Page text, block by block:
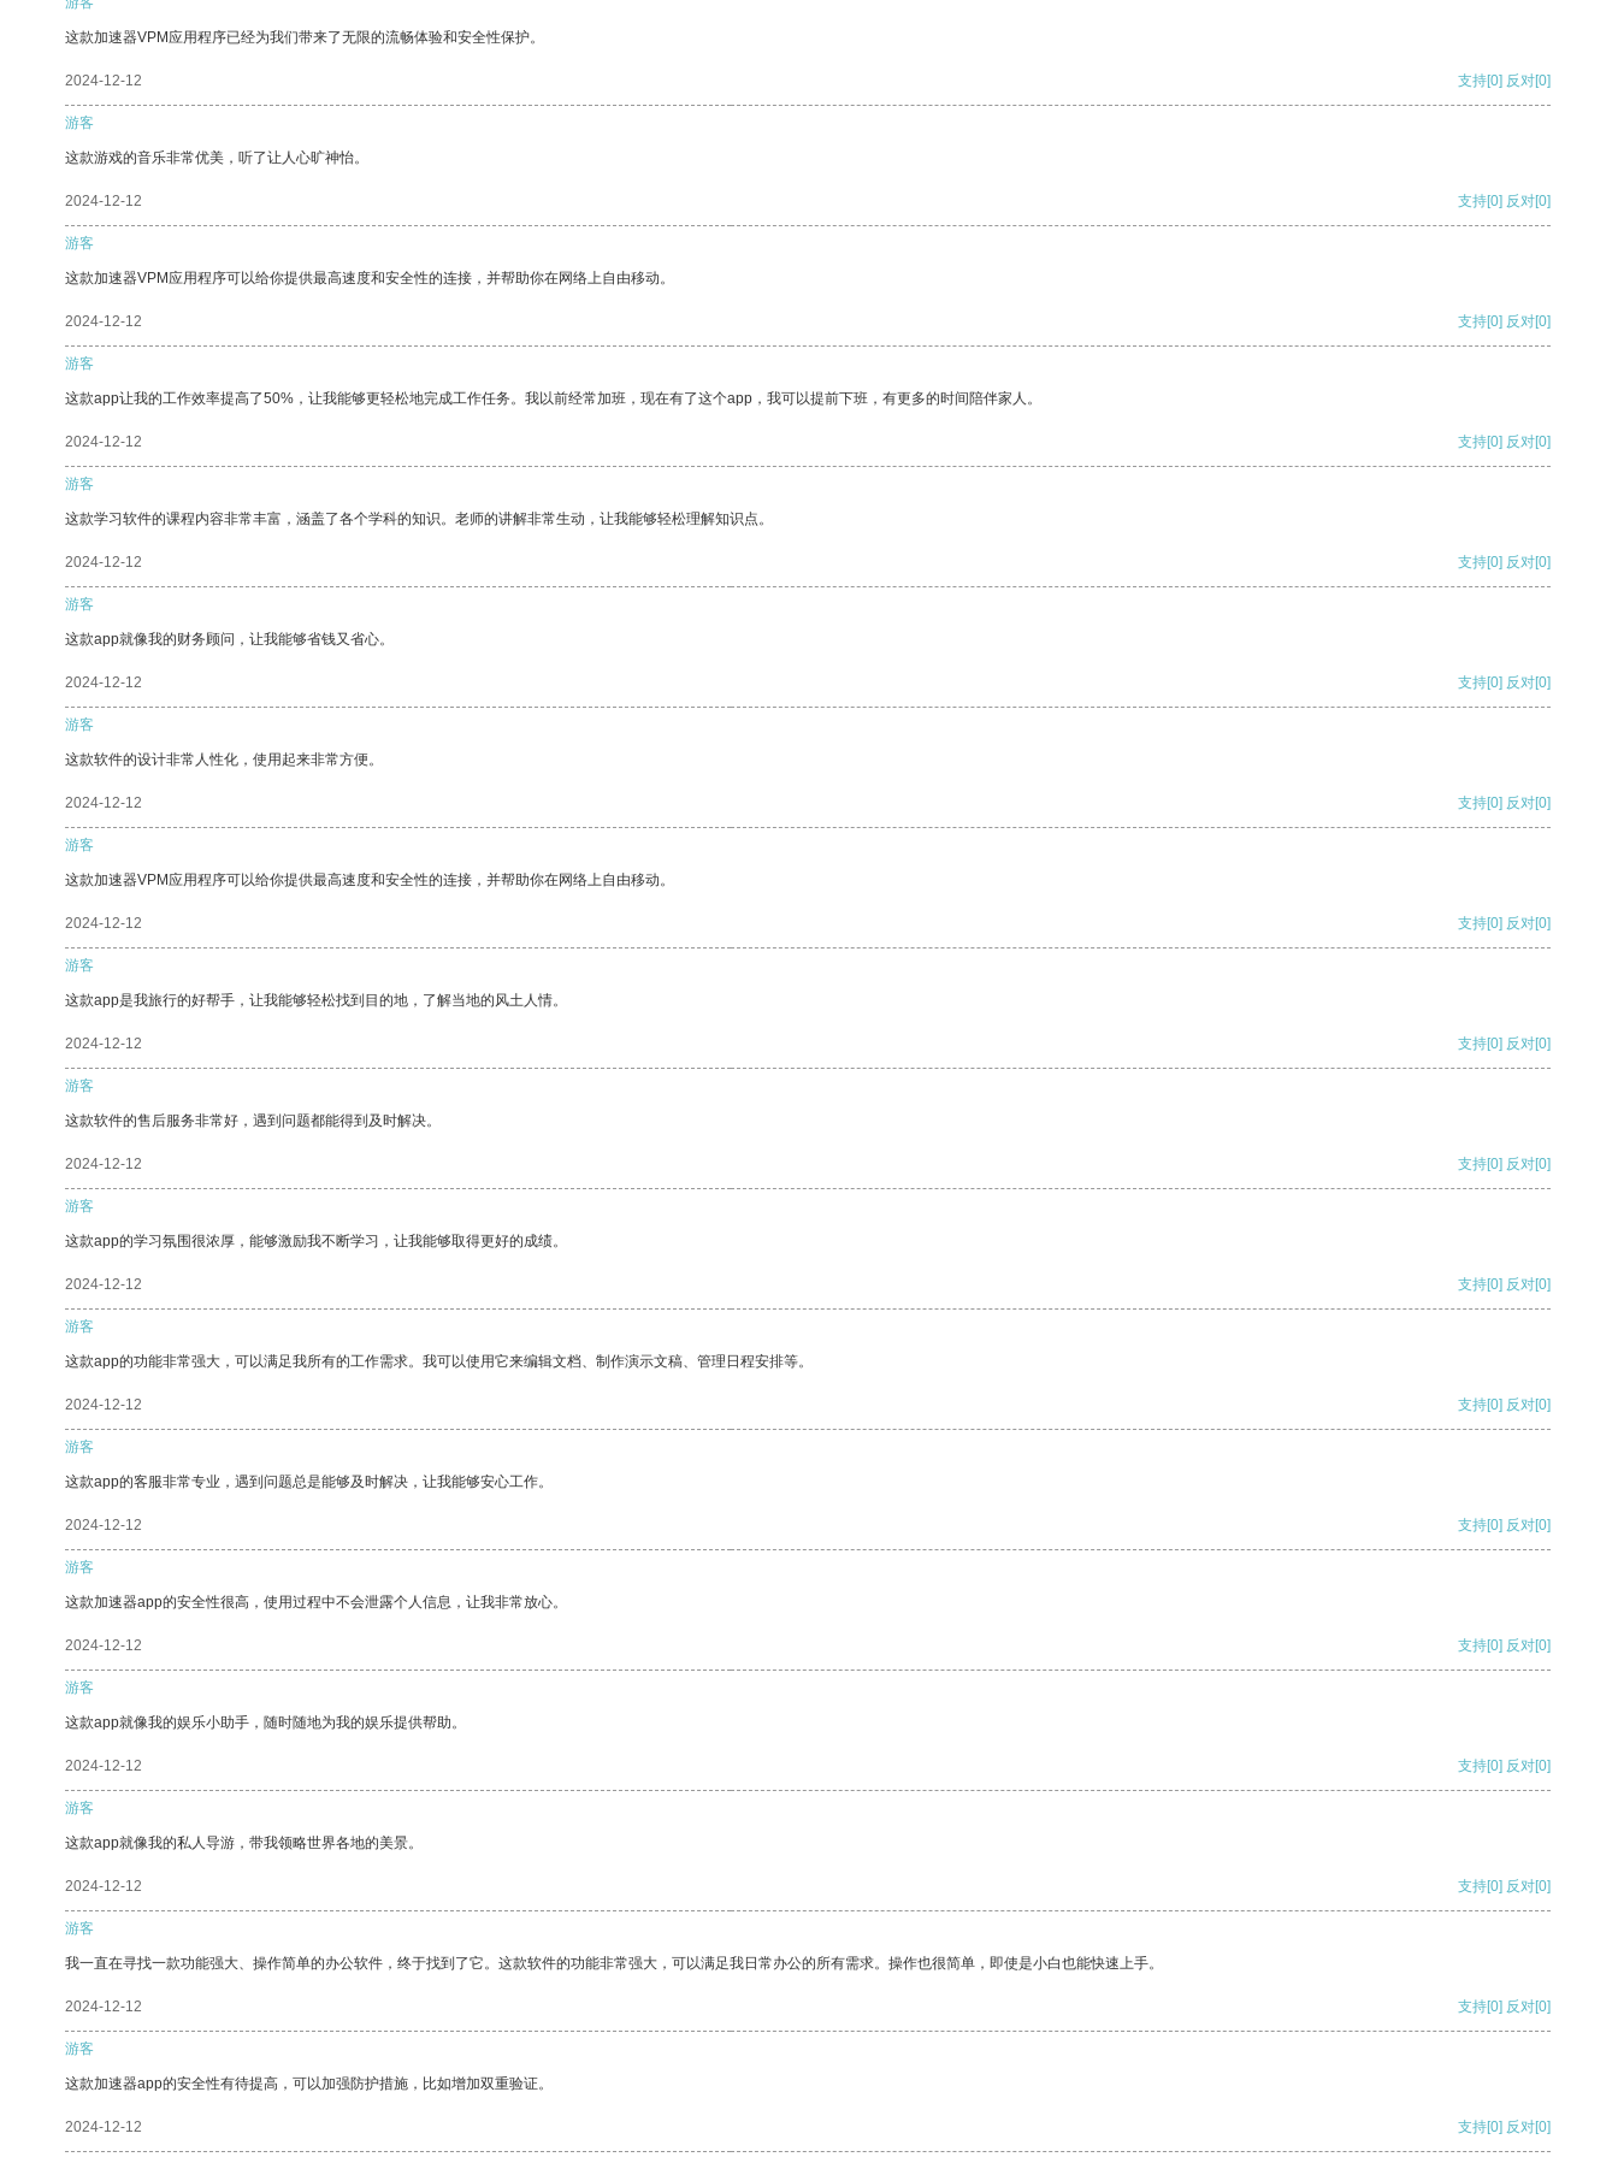
这款加速器VPM应用程序已经为我们带来了无限的流畅体验和安全性保护。
2024-12-12 支持[0] 反对[0]
游客
这款游戏的音乐非常优美，听了让人心旷神怡。
2024-12-12 支持[0] 反对[0]
游客
这款加速器VPM应用程序可以给你提供最高速度和安全性的连接，并帮助你在网络上自由移动。
2024-12-12 支持[0] 反对[0]
游客
这款app让我的工作效率提高了50%，让我能够更轻松地完成工作任务。我以前经常加班，现在有了这个app，我可以提前下班，有更多的时间陪伴家人。
2024-12-12 支持[0] 反对[0]
游客
这款学习软件的课程内容非常丰富，涵盖了各个学科的知识。老师的讲解非常生动，让我能够轻松理解知识点。
2024-12-12 支持[0] 反对[0]
游客
这款app就像我的财务顾问，让我能够省钱又省心。
2024-12-12 支持[0] 反对[0]
游客
这款软件的设计非常人性化，使用起来非常方便。
2024-12-12 支持[0] 反对[0]
游客
这款加速器VPM应用程序可以给你提供最高速度和安全性的连接，并帮助你在网络上自由移动。
2024-12-12 支持[0] 反对[0]
游客
这款app是我旅行的好帮手，让我能够轻松找到目的地，了解当地的风土人情。
2024-12-12 支持[0] 反对[0]
游客
这款软件的售后服务非常好，遇到问题都能得到及时解决。
2024-12-12 支持[0] 反对[0]
游客
这款app的学习氛围很浓厚，能够激励我不断学习，让我能够取得更好的成绩。
2024-12-12 支持[0] 反对[0]
游客
这款app的功能非常强大，可以满足我所有的工作需求。我可以使用它来编辑文档、制作演示文稿、管理日程安排等。
2024-12-12 支持[0] 反对[0]
游客
这款app的客服非常专业，遇到问题总是能够及时解决，让我能够安心工作。
2024-12-12 支持[0] 反对[0]
游客
这款加速器app的安全性很高，使用过程中不会泄露个人信息，让我非常放心。
2024-12-12 支持[0] 反对[0]
游客
这款app就像我的娱乐小助手，随时随地为我的娱乐提供帮助。
2024-12-12 支持[0] 反对[0]
游客
这款app就像我的私人导游，带我领略世界各地的美景。
2024-12-12 支持[0] 反对[0]
游客
我一直在寻找一款功能强大、操作简单的办公软件，终于找到了它。这款软件的功能非常强大，可以满足我日常办公的所有需求。操作也很简单，即使是小白也能快速上手。
2024-12-12 支持[0] 反对[0]
游客
这款加速器app的安全性有待提高，可以加强防护措施，比如增加双重验证。
2024-12-12 支持[0] 反对[0]